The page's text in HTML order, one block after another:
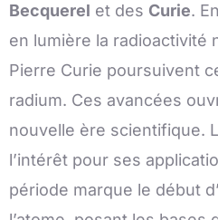
Becquerel et des Curie.
en lumière la radioactivité
Pierre Curie poursuivent
radium. Ces avancées
nouvelle ère scientifique.
l’intérêt pour ses
période marque le début